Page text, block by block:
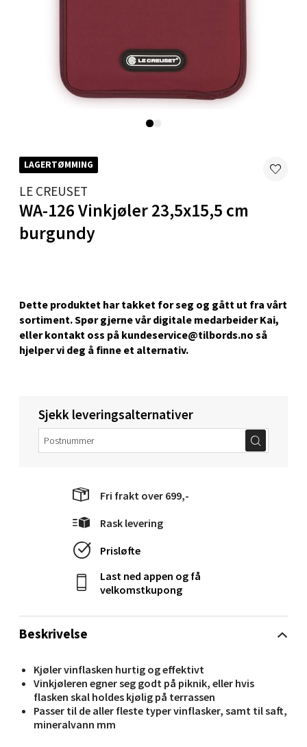
LAGERTØMMING
LE CREUSET
WA-126 Vinkjøler 23,5x15,5 cm
burgundy
Dette produktet har takket for seg og gått ut fra vårt
sortiment. Spør gjerne vår digitale medarbeider Kai,
eller kontakt oss på kundeservice@tilbords.no så
hjelper vi deg å ﬁnne et alternativ.
Beskrivelse
Kjøler vinflasken hurtig og effektivt
Vinkjøleren egner seg godt på piknik, eller hvis
flasken skal holdes kjølig på terrassen
Passer til de aller fleste typer vinflasker, samt til saft,
mineralvann mm
Sjekk leveringsalternativer
Fri frakt over 699,-
Rask levering
Prisløfte
Last ned appen og få
velkomstkupong
Velg
Senter
Gartnerveien 16, 4016 Stavanger
Åpent i dag 10-20
0 i butikk
Stavanger og Sandnes - Kvadrat
Velg
Laguneveien 1, 5239 Bergen
Åpent i dag 10-21
0 i butikk
Velg
Kristiansand - Markens
Lillemarkens markensgate 25B, 4611 Kristiansand
Åpent i dag 09-18